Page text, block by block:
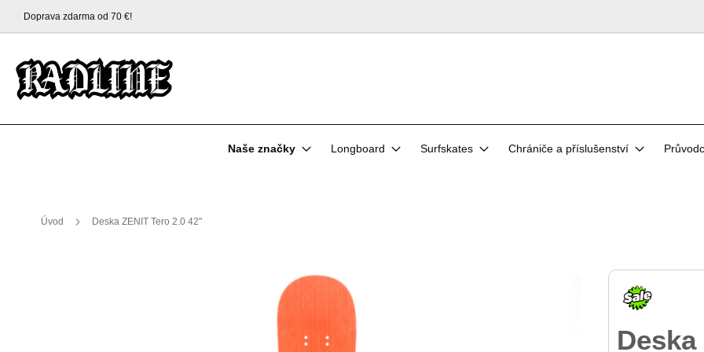
Přejít
Odeslání do 24 hodin!
Naše značky Longboard Surfskates Chrániče a příslušenství
Úvod Deska ZENIT Tero 2.0 42"
Deska